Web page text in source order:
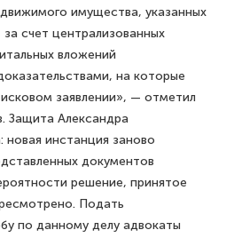
имущества, указанных
счет централизованных
вложений
на которые
заявлении», — отметил
Защита Александра
новая инстанция заново
документов
решение, принятое
Подать
по данному делу адвокаты